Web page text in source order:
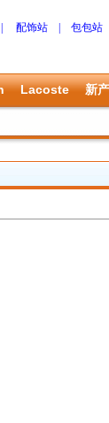
配饰站 包包站
Lacoste 新